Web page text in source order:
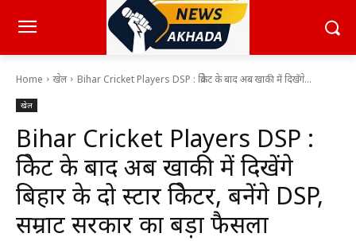
Home खेल Bihar Cricket Players DSP : क्रिकेट के बाद अब खाकी में दिखेंगे...
खेल
Bihar Cricket Players DSP :
क्रिकेट के बाद अब खाकी में दिखेंगे
बिहार के दो स्टार क्रिकेटर, बनेंगे DSP,
सम्राट सरकार का बड़ा फैसला